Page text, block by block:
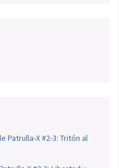
Patrulla-X #2-3: Tritón al